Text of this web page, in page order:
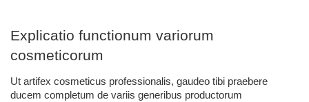
Explicatio functionum variorum
cosmeticorum
Ut artifex cosmeticus professionalis, gaudeo tibi praebere
ducem completum de variis generibus productorum